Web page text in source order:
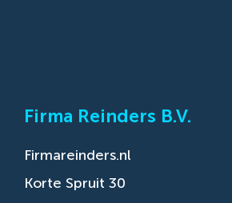
Firma Reinders B.V.
Firmareinders.nl
Korte Spruit 30